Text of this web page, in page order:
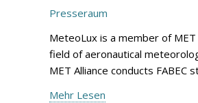
Presseraum
MeteoLux is a member of
field of aeronautical
MET Alliance conducts
Mehr Lesen